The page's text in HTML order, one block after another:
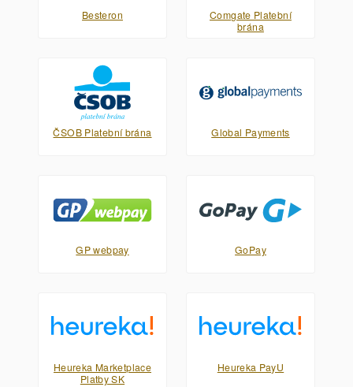
Besteron
Comgate Platební
brána
ČSOB Platební brána Global Payments
GP webpay GoPay
Heureka Marketplace
Platby SK
Heureka PayU